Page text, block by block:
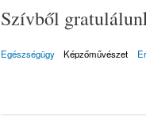
Szívből
Egészségügy Képzőművészet